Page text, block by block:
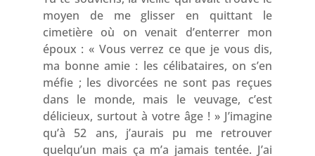
moyen de me glisser en quittant le
cimetière où on venait d’enterrer mon
époux : « Vous verrez ce que je vous dis,
ma bonne amie : les célibataires, on s’en
méfie ; les divorcées ne sont pas reçues
dans le monde, mais le veuvage, c’est
délicieux, surtout à votre âge ! » J’imagine
qu’à 52 ans, j’aurais pu me retrouver
quelqu’un mais ça m’a jamais tentée. J’ai